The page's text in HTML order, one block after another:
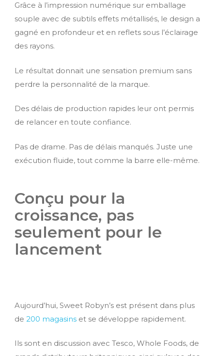
Grâce à l’impression numérique sur emballage
souple avec de subtils effets métallisés, le design a
gagné en profondeur et en reflets sous l’éclairage
des rayons.
Le résultat donnait une sensation premium sans
perdre la personnalité de la marque.
Des délais de production rapides leur ont permis
de relancer en toute confiance.
Pas de drame. Pas de délais manqués. Juste une
exécution fluide, tout comme la barre elle-même.
Conçu pour la
croissance, pas
seulement pour le
lancement
Aujourd’hui, Sweet Robyn’s est présent dans plus
de 200 magasins et se développe rapidement.
Ils sont en discussion avec Tesco, Whole Foods, de